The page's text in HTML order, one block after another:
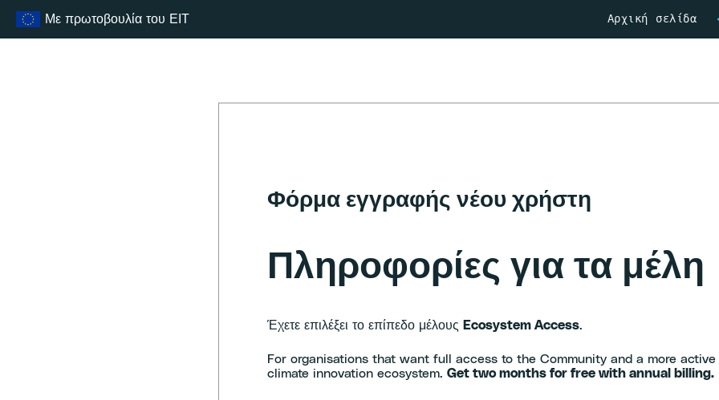
Με πρωτοβουλία του ΕΙΤ Αρχική σελίδα
Φόρμα εγγραφής νέου χρήστη
Πληροφορίες για τα μέλη
Έχετε επιλέξει το επίπεδο μέλους Ecosystem Access.
For organisations that want full access to the Community and a more active
climate innovation ecosystem. Get two months for free with annual billing.